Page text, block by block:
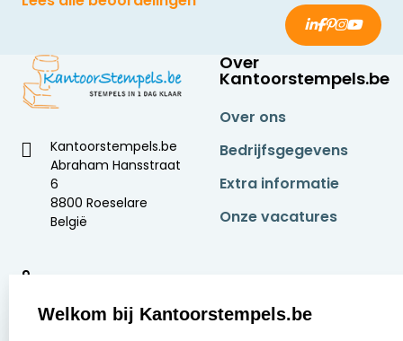
Kantoorstempels.be
Abraham Hansstraat
6
8800 Roeselare
België
9
Over
Kantoorstempels.be
Over ons
Bedrijfsgegevens
Extra informatie
Onze vacatures
Welkom bij Kantoorstempels.be